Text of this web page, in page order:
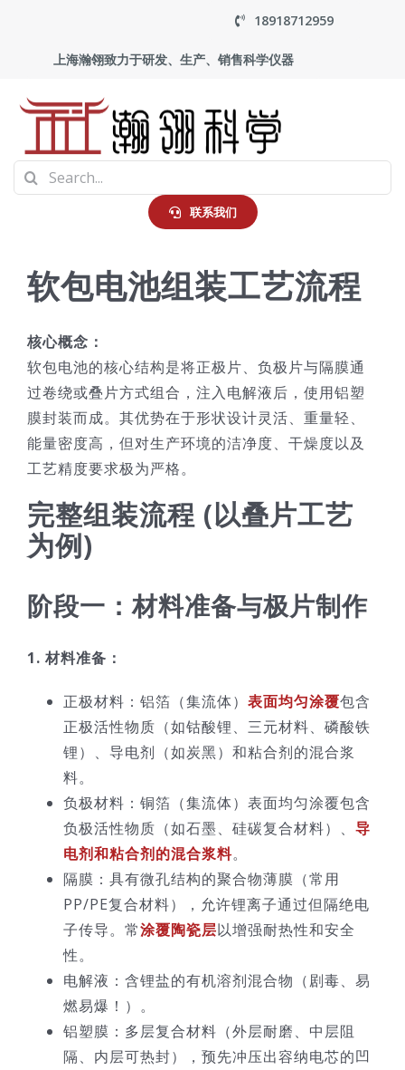
content
18918712959
上海瀚翎致力于研发、生产、销售科学仪器
首页
走进瀚翎
技术服务
公司新闻
Search
for:
联系我们
软包电池组装工艺流程
核心概念：
软包电池的核心结构是将正极片、负极片与隔膜通
过卷绕或叠片方式组合，注入电解液后，使用铝塑
膜封装而成。其优势在于形状设计灵活、重量轻、
能量密度高，但对生产环境的洁净度、干燥度以及
工艺精度要求极为严格。
完整组装流程 (以叠片工艺
为例)
阶段一：材料准备与极片制作
1. 材料准备：
正极材料：铝箔（集流体） 表面均匀涂覆包含
正极活性物质（如钴酸锂、三元材料、磷酸铁
锂）、导电剂（如炭黑）和粘合剂的混合浆
料。
负极材料：铜箔（集流体）表面均匀涂覆包含
负极活性物质（如石墨、硅碳复合材料）、 导
电剂和粘合剂的混合浆料。
隔膜：具有微孔结构的聚合物薄膜（常用
PP/PE复合材料），允许锂离子通过但隔绝电
子传导。常涂覆陶瓷层以增强耐热性和安全
性。
电解液：含锂盐的有机溶剂混合物（剧毒、易
燃易爆！）。
铝塑膜：多层复合材料（外层耐磨、中层阻
隔、内层可热封），预先冲压出容纳电芯的凹